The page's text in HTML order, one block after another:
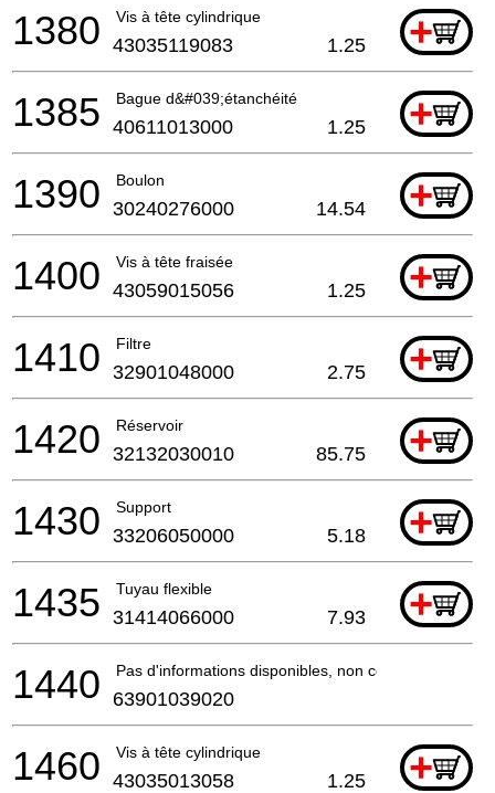
Vis à tête cylindrique +
1380 43035119083 1.25
Bague d&#039;étanchéité +
1385 40611013000 1.25
Boulon +
1390 30240276000 14.54
Vis à tête fraisée +
1400 43059015056 1.25
Filtre +
1410 32901048000 2.75
Réservoir +
1420 32132030010 85.75
Support +
1430 33206050000 5.18
Tuyau flexible +
1435 31414066000 7.93
Pas d'informations disponibles, non commandable
1440 63901039020
Vis à tête cylindrique +
1460 43035013058 1.25